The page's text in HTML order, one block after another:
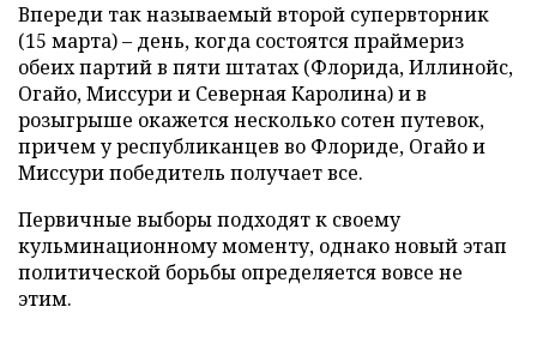
Впереди так называемый второй супервторник
(15 марта) – день, когда состоятся праймериз
обеих партий в пяти штатах (Флорида, Иллинойс,
Огайо, Миссури и Северная Каролина) и в
розыгрыше окажется несколько сотен путевок,
причем у республиканцев во Флориде, Огайо и
Миссури победитель получает все.
Первичные выборы подходят к своему
кульминационному моменту, однако новый этап
политической борьбы определяется вовсе не
этим.